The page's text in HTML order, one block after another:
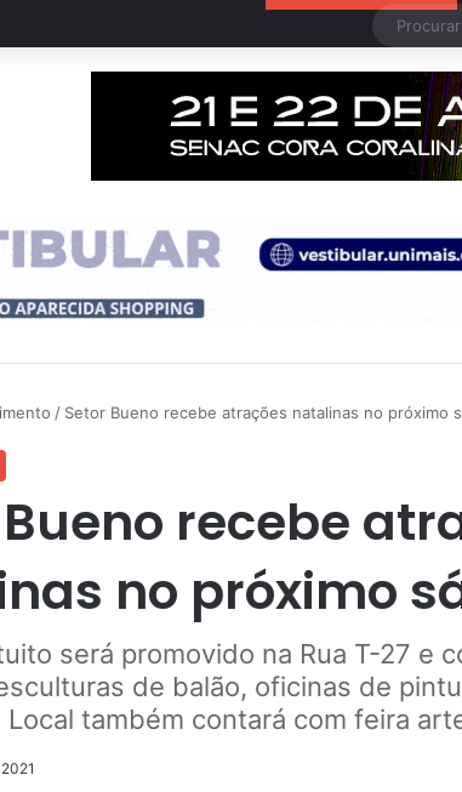
/ Setor Bueno recebe atrações natalinas no próximo
recebe
no próximo
será promovido na Rua T-27 e
de balão, oficinas de
Local também contará com feira